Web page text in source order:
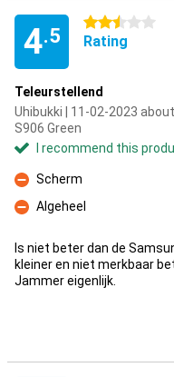
4.5
2.5 stars
Rating
Teleurstellend
Uhibukki | 11-02-2023
S906 Green
I recommend this
Con
Scherm
Con
Algeheel
Is niet beter dan de
kleiner en niet merkbaar
Jammer eigenlijk.